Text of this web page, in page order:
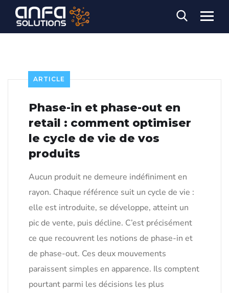
ARTICLE
Phase-in et phase-out en
retail : comment optimiser
le cycle de vie de vos
produits
Aucun produit ne demeure indéfiniment en
rayon. Chaque référence suit un cycle de vie :
elle est introduite, se développe, atteint un
pic de vente, puis décline. C’est précisément
ce que recouvrent les notions de phase-in et
de phase-out. Ces deux mouvements
paraissent simples en apparence. Ils comptent
pourtant parmi les décisions les plus